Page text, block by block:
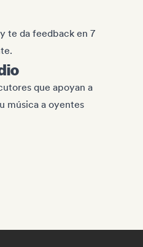
te da feedback en 7
que apoyan a
música a oyentes